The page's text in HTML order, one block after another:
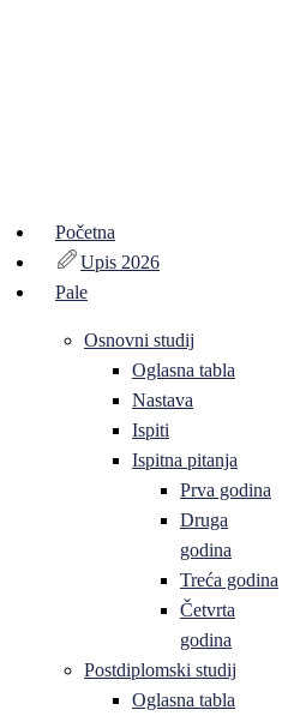
Početna
Upis 2026
Pale
Osnovni studij
Oglasna tabla
Nastava
Ispiti
Ispitna pitanja
Prva godina
Druga
godina
Treća godina
Četvrta
godina
Postdiplomski studij
Oglasna tabla